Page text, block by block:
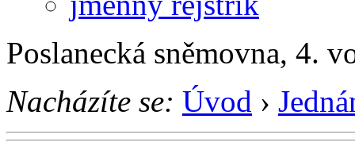
Poslanecká sněmovna, 4.
Nacházíte se: Úvod ›